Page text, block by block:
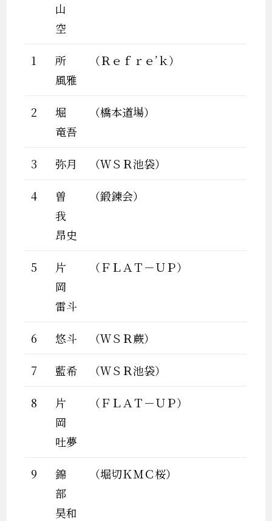
山
空
1
所
風雅
（Ｒｅｆｒｅ’ｋ）
2
堀
竜吾
（橋本道場）
3 弥月 （ＷＳＲ池袋）
4
曽
我
昂史
（鍛錬会）
5
片
岡
雷斗
（ＦＬＡＴ－ＵＰ）
6 悠斗 （ＷＳＲ蕨）
7 藍希 （ＷＳＲ池袋）
8
片
岡
吐夢
（ＦＬＡＴ－ＵＰ）
9
錦
部
昊和
（堀切ＫＭＣ桜）